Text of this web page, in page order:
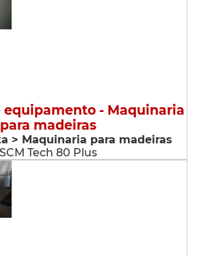
- Maquinaria
para madeiras
> Maquinaria para madeiras
SCM Tech 80 Plus